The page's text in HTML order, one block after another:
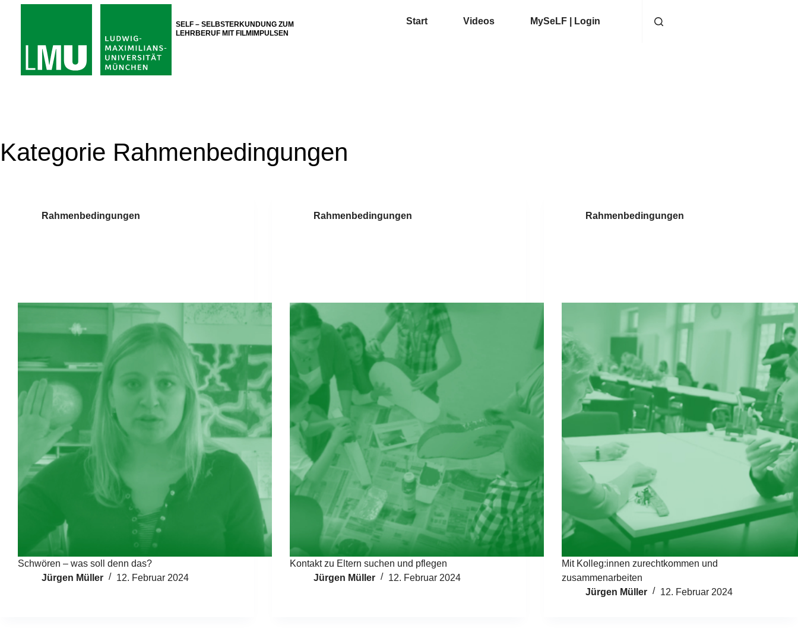
SELF – SELBSTERKUNDUNG ZUM
LEHRBERUF MIT FILMIMPULSEN
Start Videos MySeLF | Login
Kategorie Rahmenbedingungen
Rahmenbedingungen
Schwören – was soll denn das?
Jürgen Müller
12. Februar 2024
Rahmenbedingungen
Kontakt zu Eltern suchen und pflegen
Jürgen Müller
12. Februar 2024
Rahmenbedingungen
Mit Kolleg:innen zurechtkommen und
zusammenarbeiten
Jürgen Müller
12. Februar 2024